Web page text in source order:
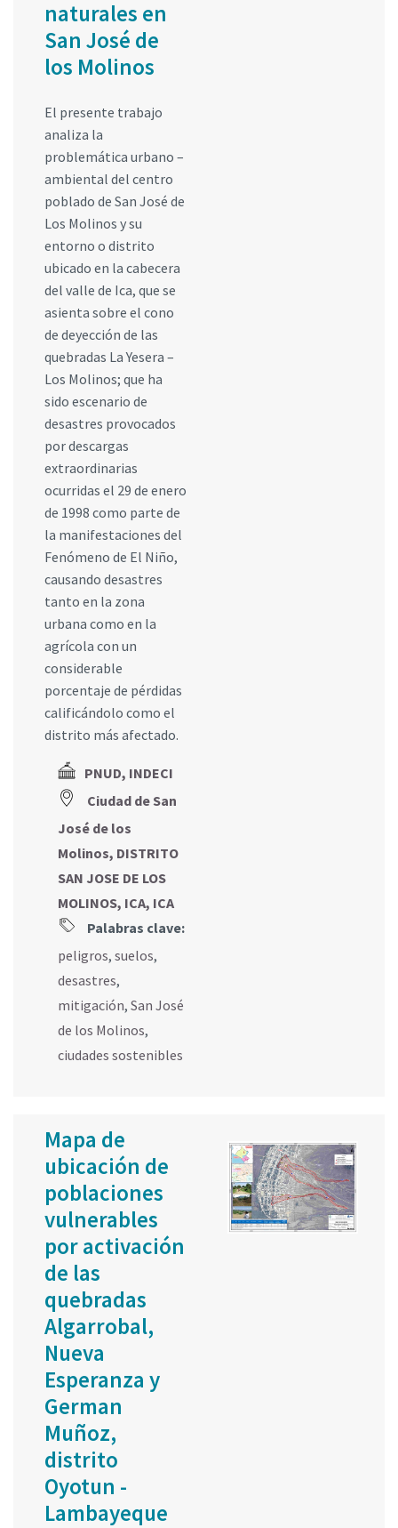
naturales en
San José de
los Molinos
El presente trabajo
analiza la
problemática urbano –
ambiental del centro
poblado de San José de
Los Molinos y su
entorno o distrito
ubicado en la cabecera
del valle de Ica, que se
asienta sobre el cono
de deyección de las
quebradas La Yesera –
Los Molinos; que ha
sido escenario de
desastres provocados
por descargas
extraordinarias
ocurridas el 29 de enero
de 1998 como parte de
la manifestaciones del
Fenómeno de El Niño,
causando desastres
tanto en la zona
urbana como en la
agrícola con un
considerable
porcentaje de pérdidas
calificándolo como el
distrito más afectado.
PNUD, INDECI
Ciudad de San
José de los
Molinos, DISTRITO
SAN JOSE DE LOS
MOLINOS, ICA, ICA
Palabras clave:
peligros, suelos,
desastres,
mitigación, San José
de los Molinos,
ciudades sostenibles
Mapa de
ubicación de
poblaciones
vulnerables
por activación
de las
quebradas
Algarrobal,
Nueva
Esperanza y
German
Muñoz,
distrito
Oyotun -
Lambayeque